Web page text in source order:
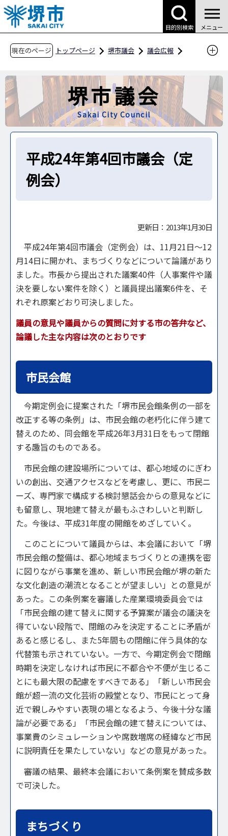
こ
の
ペ
の
先
頭
で
す
目的別検索 メニュー
現在のページ トップページ 堺市議会
議会広報
平成24年第4回市議会（定例会）
堺市議会
Sakai City Council
平成24年第4回市議会（定
例会）
更新日：2013年1月30日
平成24年第4回市議会（定例会）は、11月21日～12
月14日に開かれ、まちづくりなどについて論議があり
ました。市長から提出された議案40件（人事案件や議
決を要しない案件を除く）と議員提出議案6件を、そ
れぞれ原案どおり可決しました。
議員の意見や議員からの質問に対する市の答弁など、
論議した主な内容は次のとおりです
市民会館
今期定例会に提案された「堺市民会館条例の一部を
改正する等の条例」は、市民会館の老朽化に伴う建て
替えのため、同会館を平成26年3月31日をもって閉館
する趣旨のものである。
市民会館の建設場所については、都心地域のにぎわ
いの創出、交通アクセスなどを考慮し、更に、市民ニ
ーズ、専門家で構成する検討懇話会からの意見などに
も留意し、現地建て替えが最もふさわしいと判断し
た。今後は、平成31年度の開館をめざしていく。
このことについて議員からは、本会議において「堺
市民会館の整備は、都心地域まちづくりとの連携を密
に図りながら事業を進め、新しい市民会館が堺の新た
な文化創造の潮流となることが望ましい」との意見が
あった。この条例案を審議した産業環境委員会では
「市民会館の建て替えに関する予算案が議会の議決を
得ていない段階で、閉館のみを決定することに矛盾が
あると感じるし、また5年間もの閉館に伴う具体的な
代替策も示されていない。一方で、今期定例会で閉館
時期を決定しなければ市民に不都合や不便が生じるこ
とにも最大限の配慮をすべきである」「新しい市民会
館が超一流の文化芸術の殿堂となり、市民にとって身
近で親しみやすい表現の場となるよう、今後十分な議
論が必要である」「市民会館の建て替えについては、
事業費のシミュレーションや席数増席の経緯など市民
に説明責任を果たしていない」などの意見があった。
審議の結果、最終本会議において条例案を賛成多数
で可決した。
まちづくり